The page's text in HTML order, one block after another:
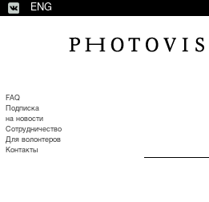
ENG
FAQ
Подписка
на новости
Сотрудничество
Для волонтеров
Контакты